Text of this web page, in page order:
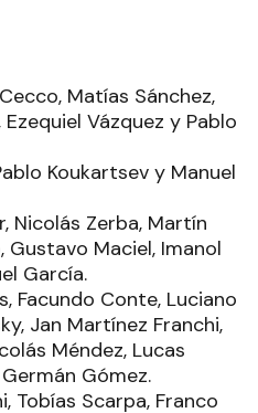
Matías Sánchez,
Vázquez y Pablo
Koukartsev y Manuel
Nicolás Zerba, Martín
Gustavo Maciel, Imanol
García.
Facundo Conte, Luciano
Jan Martínez Franchi,
Méndez, Lucas
Gómez.
Tobías Scarpa, Franco